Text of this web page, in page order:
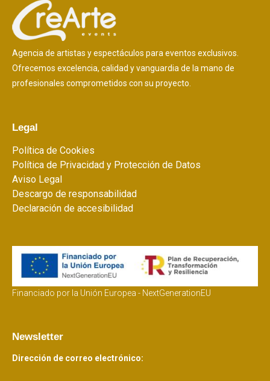
Agencia de artistas y espectáculos para eventos exclusivos.
Ofrecemos excelencia, calidad y vanguardia de la mano de
profesionales comprometidos con su proyecto.
Legal
Política de Cookies
Política de Privacidad y Protección de Datos
Aviso Legal
Descargo de responsabilidad
Declaración de accesibilidad
Financiado por la Unión Europea - NextGenerationEU
Newsletter
Dirección de correo electrónico: